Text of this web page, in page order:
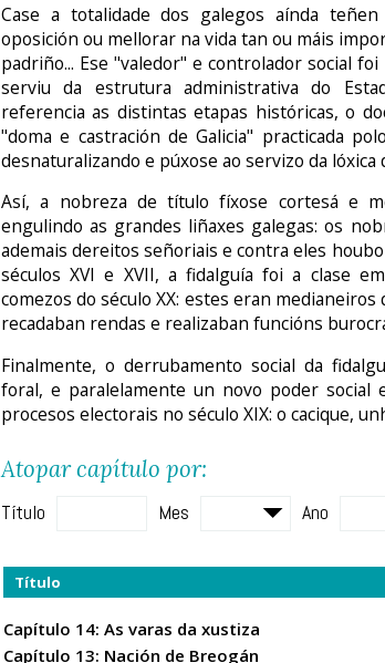
Case a totalidade dos galegos aínda
oposición ou mellorar na vida tan ou máis
padriño... Ese "valedor" e controlador social
serviu da estrutura administrativa do
referencia as distintas etapas históricas, o
"doma e castración de Galicia" practicada
desnaturalizando e púxose ao servizo da lóxica
Así, a nobreza de título fíxose cortesá e
engulindo as grandes liñaxes galegas: os
ademais dereitos señoriais e contra eles
séculos XVI e XVII, a fidalguía foi a clase
comezos do século XX: estes eran
recadaban rendas e realizaban funcións
Finalmente, o derrubamento social da
foral, e paralelamente un novo poder social
procesos electorais no século XIX: o cacique,
Atopar capítulo por:
Título Mes Ano
Título
Capítulo 14: As varas da xustiza
Capítulo 13: Nación de Breogán